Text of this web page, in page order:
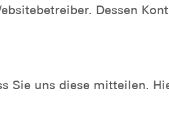
Dessen
uns diese mitteilen.